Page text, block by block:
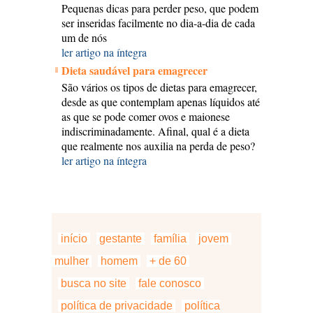
Pequenas dicas para perder peso, que podem
ser inseridas facilmente no dia-a-dia de cada
um de nós
ler artigo na íntegra
Dieta saudável para emagrecer
São vários os tipos de dietas para emagrecer,
desde as que contemplam apenas líquidos até
as que se pode comer ovos e maionese
indiscriminadamente. Afinal, qual é a dieta
que realmente nos auxilia na perda de peso?
ler artigo na íntegra
início gestante família
jovem
mulher
homem
+ de 60
busca no site
fale conosco
política de privacidade
política